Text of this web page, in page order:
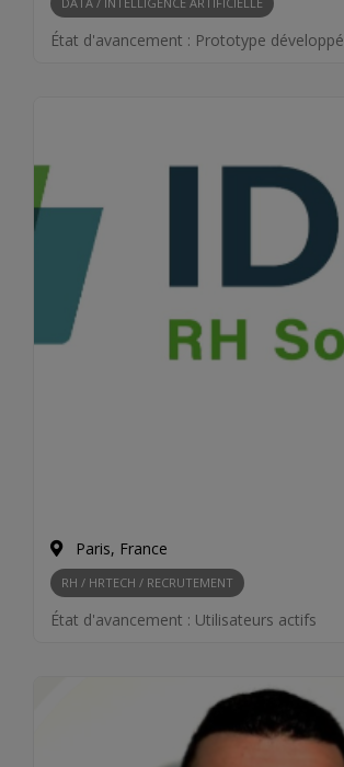
État d'avancement : Prototype développé
Paris, France
RH / HRTECH / RECRUTEMENT
État d'avancement : Utilisateurs actifs